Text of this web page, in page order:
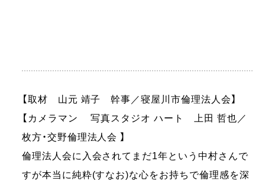
【取材 山元 靖子 幹事／寝屋川市倫理法人会】
【カメラマン 写真スタジオ ハート 上田 哲也／
枚方・交野倫理法人会 】
倫理法人会に入会されてまだ1年という中村さんで
すが本当に純粋(すなお)な心をお持ちで倫理感を深